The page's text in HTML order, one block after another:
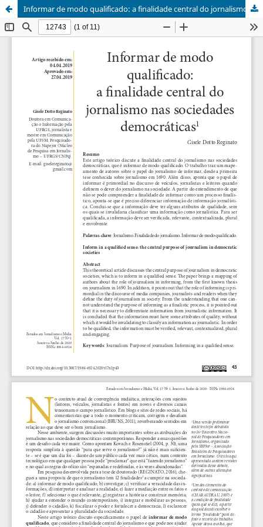
Informar de modo qualificado: a finalidade central do jornalismo nas sociedades democráticas